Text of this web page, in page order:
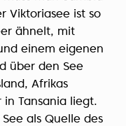
Viktoriasee ist so
ähnelt, mit
einem eigenen
über den See
Afrikas
Tansania liegt.
als Quelle des